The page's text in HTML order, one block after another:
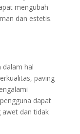
mengubah
dan estetis.
dalam hal
paving
dapat
awet dan tidak